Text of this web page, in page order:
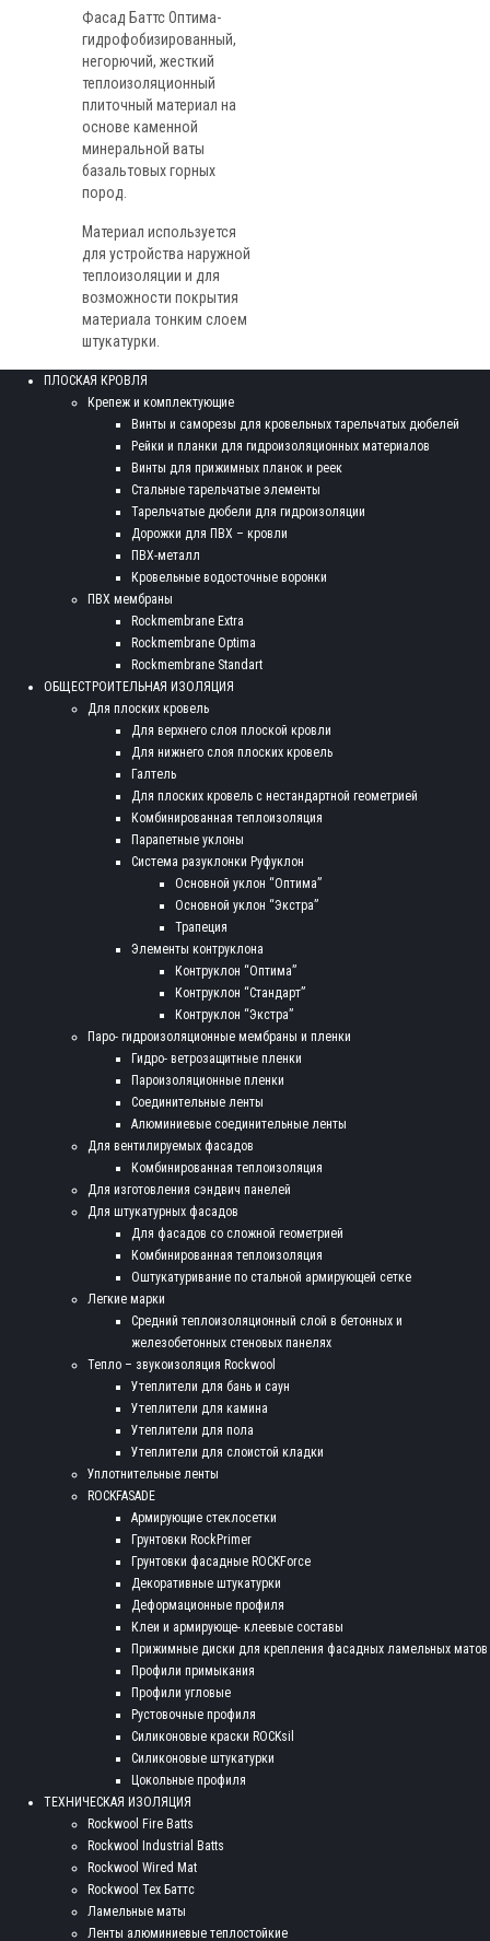
Фасад Баттс Оптима-
гидрофобизированный,
негорючий, жесткий
теплоизоляционный
плиточный материал на
основе каменной
минеральной ваты
базальтовых горных
пород.
Материал используется
для устройства наружной
теплоизоляции и для
возможности покрытия
материала тонким слоем
штукатурки.
ПЛОСКАЯ КРОВЛЯ
Крепеж и комплектующие
Винты и саморезы для кровельных тарельчатых дюбелей
Рейки и планки для гидроизоляционных материалов
Винты для прижимных планок и реек
Стальные тарельчатые элементы
Тарельчатые дюбели для гидроизоляции
Дорожки для ПВХ – кровли
ПВХ-металл
Кровельные водосточные воронки
ПВХ мембраны
Rockmembrane Extra
Rockmembrane Optima
Rockmembrane Standart
ОБЩЕСТРОИТЕЛЬНАЯ ИЗОЛЯЦИЯ
Для плоских кровель
Для верхнего слоя плоской кровли
Для нижнего слоя плоских кровель
Галтель
Для плоских кровель с нестандартной геометрией
Комбинированная теплоизоляция
Парапетные уклоны
Система разуклонки Руфуклон
Основной уклон “Оптима”
Основной уклон “Экстра”
Трапеция
Элементы контруклона
Контруклон “Оптима”
Контруклон “Стандарт”
Контруклон “Экстра”
Паро- гидроизоляционные мембраны и пленки
Гидро- ветрозащитные пленки
Пароизоляционные пленки
Соединительные ленты
Алюминиевые соединительные ленты
Для вентилируемых фасадов
Комбинированная теплоизоляция
Для изготовления сэндвич панелей
Для штукатурных фасадов
Для фасадов со сложной геометрией
Комбинированная теплоизоляция
Оштукатуривание по стальной армирующей сетке
Легкие марки
Средний теплоизоляционный слой в бетонных и
железобетонных стеновых панелях
Тепло – звукоизоляция Rockwool
Утеплители для бань и саун
Утеплители для камина
Утеплители для пола
Утеплители для слоистой кладки
Уплотнительные ленты
ROCKFASADE
Армирующие стеклосетки
Грунтовки RockPrimer
Грунтовки фасадные ROCKForce
Декоративные штукатурки
Деформационные профиля
Клеи и армирующе- клеевые составы
Прижимные диски для крепления фасадных ламельных матов
Профили примыкания
Профили угловые
Рустовочные профиля
Силиконовые краски ROCKsil
Силиконовые штукатурки
Цокольные профиля
ТЕХНИЧЕСКАЯ ИЗОЛЯЦИЯ
Rockwool Fire Batts
Rockwool Industrial Batts
Rockwool Wired Mat
Rockwool Тех Баттс
Ламельные маты
Ленты алюминиевые теплостойкие